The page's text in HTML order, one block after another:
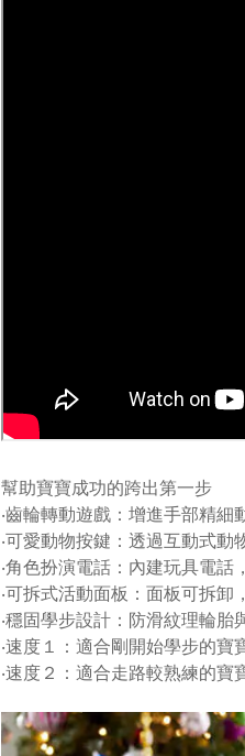
幫助寶寶成功的跨出第一步
‧齒輪轉動遊戲：增進手部精細
‧可愛動物按鍵：透過互動式動
‧角色扮演電話：內建玩具電話
‧可拆式活動面板：面板可拆卸
‧穩固學步設計：防滑紋理輪胎
‧速度１：適合剛開始學步的寶
‧速度２：適合走路較熟練的寶